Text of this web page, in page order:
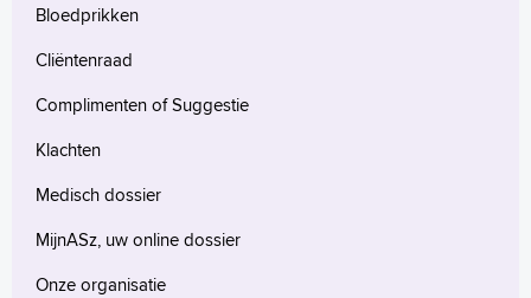
Bloedprikken
Cliëntenraad
Complimenten of Suggestie
Klachten
Medisch dossier
MijnASz, uw online dossier
Onze organisatie